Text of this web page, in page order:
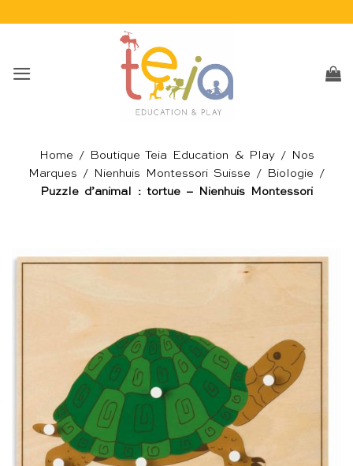
Home / Boutique Teia Education & Play/
Nos
Marques / Nienhuis Montessori Suisse / Biologie /
Puzzle d’animal : tortue – Nienhuis Montessori